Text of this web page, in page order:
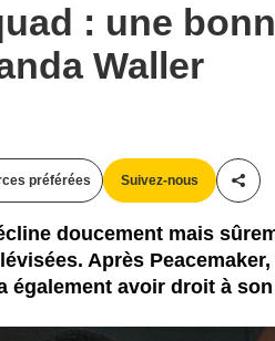
: une
Waller
préférées Suivez-nous
doucement mais
Après
également avoir droit à